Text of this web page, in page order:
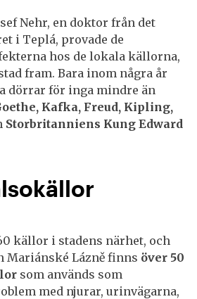
Nehr, en doktor från det
i Teplá, provade de
hos de lokala källorna,
fram. Bara inom några år
dörrar för inga mindre än
Kafka, Freud, Kipling,
Storbritanniens Kung Edward
källor i stadens närhet, och
Mariánské Lázně finns över 50
som används som
med njurar, urinvägarna,